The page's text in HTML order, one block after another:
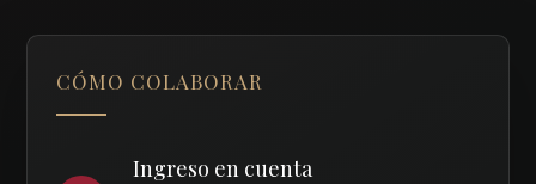
CÓMO COLABORAR
Ingreso en cuenta